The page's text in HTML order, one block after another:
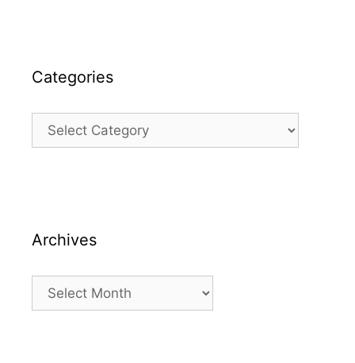
Categories
Categories
Archives
Archives